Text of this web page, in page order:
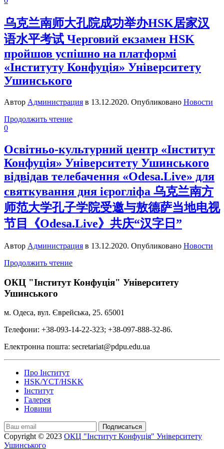
乌克兰南师大孔院成功举办HSK居家汉
语水平考试 Черговий екзамен HSK
пройшов успішно на платформі
«Інституту Конфуція» Університету
Ушинського
Автор Администрация в 13.12.2020. Опубликовано Новости
Продолжить чтение
0
Освітньо-культурний центр «Інститут
Конфуція» Університету Ушинського
відвідав телебачення «Odesa.Live» для
святкування дня ієрогліфа 乌克兰南方
师范大学孔子学院受邀与敖德萨当地电视
节目《Odesa.Live》共庆“汉字日”
Автор Администрация в 13.12.2020. Опубликовано Новости
Продолжить чтение
ОКЦ "Інститут Конфуція" Університету
Ушинського
м. Одеса, вул. Єврейська, 25. 65001
Телефони: +38-093-14-22-323; +38-097-888-32-86.
Електронна пошта: secretariat@pdpu.edu.ua
Про Інститут
HSK/YCT/HSKK
Інститут
Галерея
Новини
Подписаться
Copyright © 2023 ОКЦ "Інститут Конфуція" Університету
Ушинського